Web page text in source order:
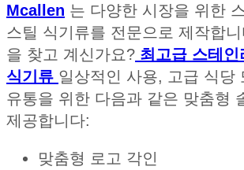
Mcallen 는 다양한 시장을 위한
스틸 식기류를 전문으로 제작합
을 찾고 계신가요? 최고급 스테인
식기류 일상적인 사용, 고급 식당
유통을 위한 다음과 같은 맞춤형
제공합니다:
맞춤형 로고 각인